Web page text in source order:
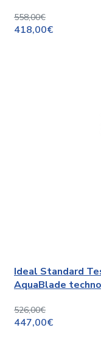
558,00€
418,00€
Ideal Standard
AquaBlade
526,00€
447,00€